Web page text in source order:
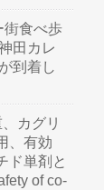
街食べ歩
田カレ
到着し
カグリ
、有効
ド単剤と
of co-